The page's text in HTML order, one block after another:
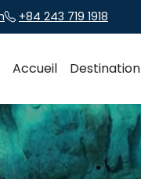
+84 243 719 1918
Accueil Destination